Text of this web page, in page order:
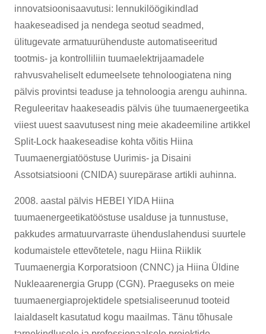
innovatsioonisaavutusi: lennukilöögikindlad
haakeseadised ja nendega seotud seadmed,
ülitugevate armatuurühenduste automatiseeritud
tootmis- ja kontrolliliin tuumaelektrijaamadele
rahvusvaheliselt edumeelsete tehnoloogiatena ning
pälvis provintsi teaduse ja tehnoloogia arengu auhinna.
Reguleeritav haakeseadis pälvis ühe tuumaenergeetika
viiest uuest saavutusest ning meie akadeemiline artikkel
Split-Lock haakeseadise kohta võitis Hiina
Tuumaenergiatööstuse Uurimis- ja Disaini
Assotsiatsiooni (CNIDA) suurepärase artikli auhinna.
2008. aastal pälvis HEBEI YIDA Hiina
tuumaenergeetikatööstuse usalduse ja tunnustuse,
pakkudes armatuurvarraste ühenduslahendusi suurtele
kodumaistele ettevõtetele, nagu Hiina Riiklik
Tuumaenergia Korporatsioon (CNNC) ja Hiina Üldine
Nukleaarenergia Grupp (CGN). Praeguseks on meie
tuumaenergiaprojektidele spetsialiseerunud tooteid
laialdaselt kasutatud kogu maailmas. Tänu tõhusale